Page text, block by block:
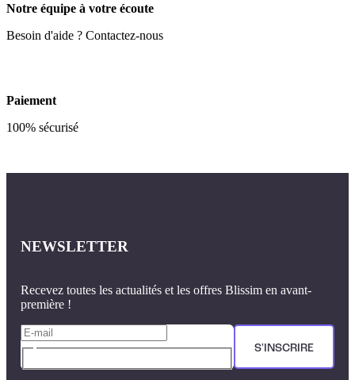
Notre équipe à votre écoute
Besoin d'aide ? Contactez-nous
Paiement
100% sécurisé
NEWSLETTER
Recevez toutes les actualités et les offres Blissim en avant-
première !
S'INSCRIRE